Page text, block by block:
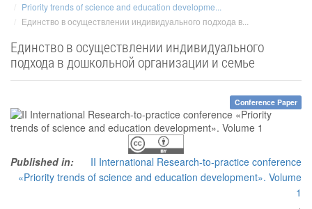
Priority trends of science and education developme...
Единство в осуществлении индивидуального подхода в...
Единство в осуществлении индивидуального
подхода в дошкольной организации и семье
Conference Paper
Published in:
II International Research-to-practice conference
«Priority trends of science and education development». Volume
1